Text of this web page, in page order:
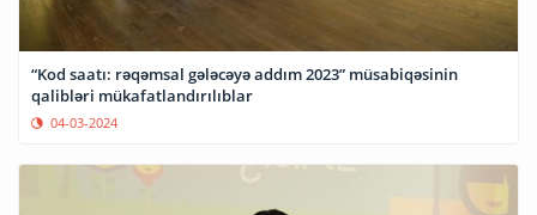
“Kod saatı: rəqəmsal gələcəyə addım 2023” müsabiqəsinin
qalibləri mükafatlandırılıblar
04-03-2024